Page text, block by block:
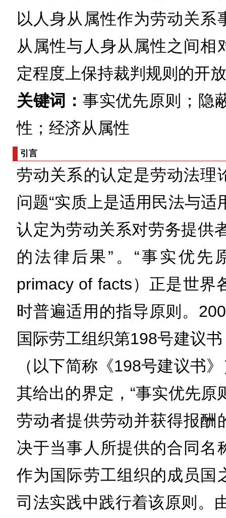
以人身从属性作为劳动关
从属性与人身从属性之间
定程度上保持裁判规则的开
关键词： 事实优先原则；隐
性；经济从属性
引言
劳动关系的认定是劳动法理
问题“实质上是适用民法与适
认定为劳动关系对劳务提供
的法律后果”。“事实优先
primacy of facts）正是世界
时普遍适用的指导原则。
国际劳工组织第198号建议
（以下简称《198号建议书
其给出的界定，“事实优先原
劳动者提供劳动并获得报酬
决于当事人所提供的合同名
作为国际劳工组织的成员国
司法实践中践行着该原则。